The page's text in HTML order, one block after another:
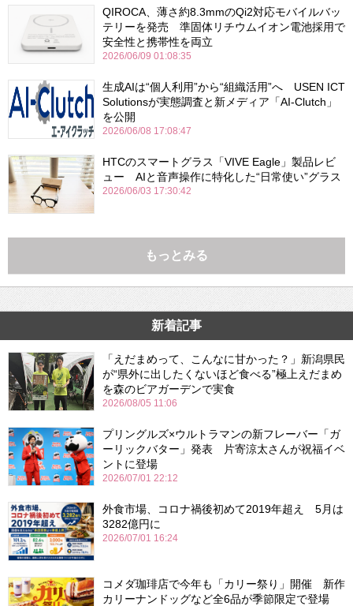
QIROCA、薄さ約8.3mmのQi2対応モバイルバッ
テリーを発売 準固体リチウムイオン電池採用で
安全性と携帯性を両立
2026/06/09 01:08:35
生成AIは“個人利用”から“組織活用”へ USEN ICT
Solutionsが実態調査と新メディア「AI-Clutch」
を公開
2026/06/08 17:08:47
HTCのスマートグラス「VIVE Eagle」製品レビ
ュー AIと音声操作に特化した“日常使い”グラス
2026/06/03 17:30:42
もっとみる
新着記事
「えだまめって、こんなに甘かった？」新潟県民
が“県外に出したくないほど食べる”極上えだまめ
を森のビアガーデンで実食
2026/08/05 11:06
プリングルズ×ウルトラマンの新フレーバー「ガ
ーリックバター」発表 片寄涼太さんが祝福イベ
ントに登場
2026/07/01 22:12
外食市場、コロナ禍後初めて2019年超え 5月は
3282億円に
2026/07/01 16:24
コメダ珈琲店で今年も「カリー祭り」開催 新作
カリーナンドッグなど全6品が季節限定で登場